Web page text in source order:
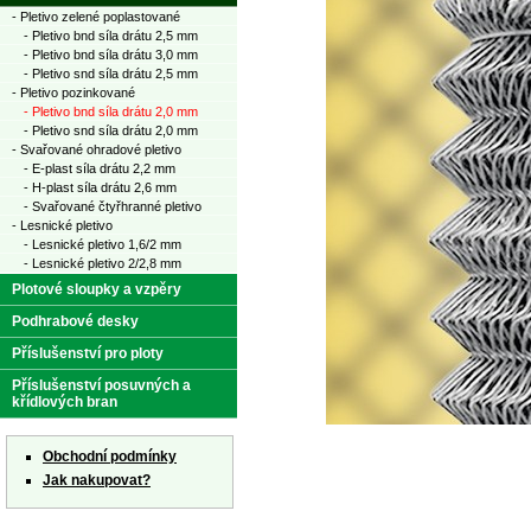
- Pletivo zelené poplastované
- Pletivo bnd síla drátu 2,5 mm
- Pletivo bnd síla drátu 3,0 mm
- Pletivo snd síla drátu 2,5 mm
- Pletivo pozinkované
- Pletivo bnd síla drátu 2,0 mm
- Pletivo snd síla drátu 2,0 mm
- Svařované ohradové pletivo
- E-plast síla drátu 2,2 mm
- H-plast síla drátu 2,6 mm
- Svařované čtyřhranné pletivo
- Lesnické pletivo
- Lesnické pletivo 1,6/2 mm
- Lesnické pletivo 2/2,8 mm
Plotové sloupky a vzpěry
Podhrabové desky
Příslušenství pro ploty
Příslušenství posuvných a
křídlových bran
Obchodní podmínky
Jak nakupovat?